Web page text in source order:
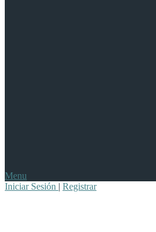
Menu
Iniciar Sesión | Registrar